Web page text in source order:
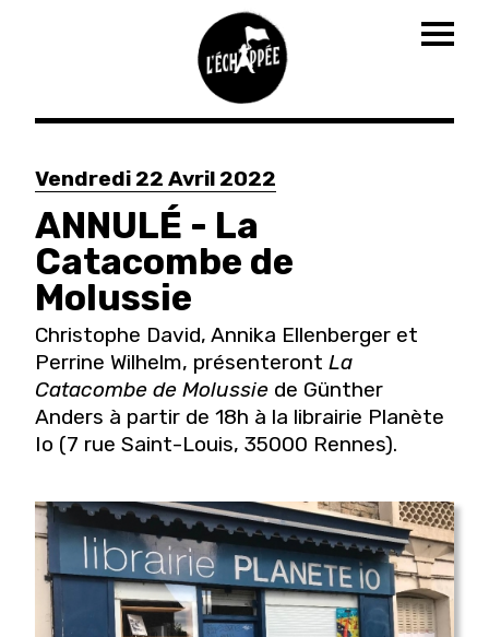
Aller
contenu
principal
Vendredi 22 Avril 2022
ANNULÉ - La
Catacombe de
Molussie
Christophe David, Annika Ellenberger et
Perrine Wilhelm, présenteront La
Catacombe de Molussie de Günther
Anders à partir de 18h à la librairie Planète
Io (7 rue Saint-Louis, 35000 Rennes).